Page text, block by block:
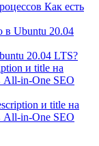
Как есть
в Ubuntu 20.04
20.04 LTS?
и title на
All-in-One SEO
и title на
All-in-One SEO